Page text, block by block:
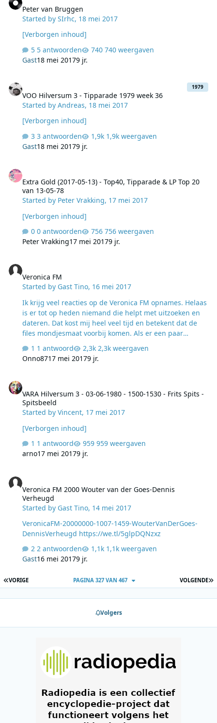
Peter van Bruggen
Started bySIrhc, 18 mei 2017
[Verborgen inhoud]
5 antwoorden
740 weergaven
Gast18 mei 20179 jr.
VOO Hilversum 3 - Tipparade 1979 week 36
Started byAndreas, 18 mei 2017
1979
[Verborgen inhoud]
3 antwoorden
1,9k weergaven
Gast18 mei 20179 jr.
Extra Gold (2017-05-13) - Top40, Tipparade & LP Top 20
van 13-05-78
Started by Peter Vrakking, 17 mei 2017
[Verborgen inhoud]
0 antwoorden
756 weergaven
Peter Vrakking17 mei 20179 jr.
Veronica FM
Started by Gast Tino, 16 mei 2017
Ik krijg veel reacties op de Veronica FM opnames. Helaas
is er tot op heden niemand die helpt met uitzoeken en
dateren. Dat kost mij heel veel tijd en betekent dat de
files mondjesmaat voorbij komen. Als er een paar
delen. Ik ga een paar pogingen doen met uitzoek-
opnames en ben benieuwd naar jullie reacties. Deze
1 antwoord
2,3k weergaven
Onno8717 mei 20179 jr.
VARA Hilversum 3 - 03-06-1980 - 1500-1530 - Frits Spits -
Spitsbeeld
Started byVincent, 17 mei 2017
[Verborgen inhoud]
1 antwoord
959 weergaven
arno17 mei 20179 jr.
Veronica FM 2000 Wouter van der Goes-Dennis
Verheugd
Started by Gast Tino, 14 mei 2017
VeronicaFM-20000000-1007-1459-WouterVanDerGoes-
DennisVerheugd https://we.tl/5glpDQNzxz
2 antwoorden
1,1k weergaven
Gast16 mei 20179 jr.
EERSTE PAGINA
VORIGE VOLGENDE
PAGINA 327 VAN 467
Volgers